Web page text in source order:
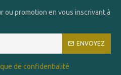
ou promotion en vous inscrivant à
ENVOYEZ
de confidentialité